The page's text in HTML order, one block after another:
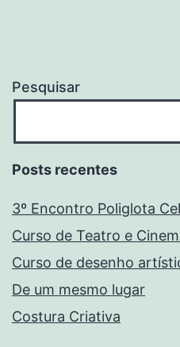
Pesquisar
Posts recentes
3º Encontro Poliglota
Curso de Teatro e
Curso de desenho
De um mesmo lugar
Costura Criativa